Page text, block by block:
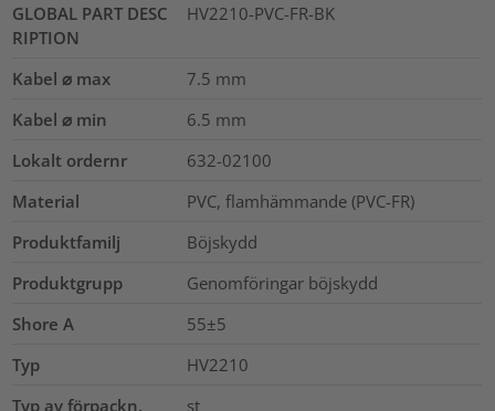
GLOBAL PART DESC
RIPTION
HV2210-PVC-FR-BK
Kabel ⌀ max 7.5 mm
Kabel ⌀ min
6.5 mm
Lokalt ordernr
632-02100
Material
PVC, flamhämmande (PVC-FR)
Produktfamilj
Böjskydd
Produktgrupp
Genomföringar böjskydd
Shore A
55±5
Typ
HV2210
Typ av förpackn.
st